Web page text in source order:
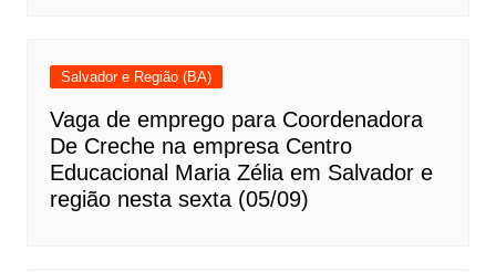
Salvador e Região (BA)
Vaga de emprego para Coordenadora
De Creche na empresa Centro
Educacional Maria Zélia em Salvador e
região nesta sexta (05/09)